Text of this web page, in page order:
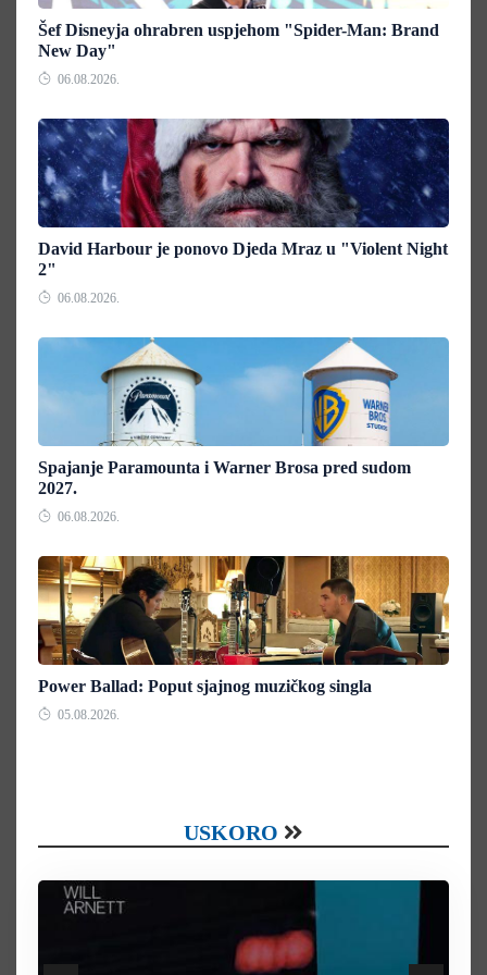
Šef Disneyja ohrabren uspjehom "Spider-Man: Brand
New Day"
06.08.2026.
David Harbour je ponovo Djeda Mraz u "Violent Night
2"
06.08.2026.
Spajanje Paramounta i Warner Brosa pred sudom
2027.
06.08.2026.
Power Ballad: Poput sjajnog muzičkog singla
05.08.2026.
USKORO